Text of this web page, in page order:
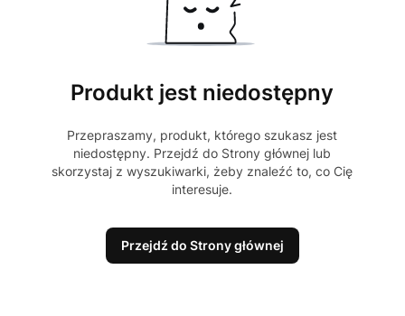
Produkt jest niedostępny
Przepraszamy, produkt, którego szukasz jest
niedostępny. Przejdź do Strony głównej lub
skorzystaj z wyszukiwarki, żeby znaleźć to, co Cię
interesuje.
Przejdź do Strony głównej